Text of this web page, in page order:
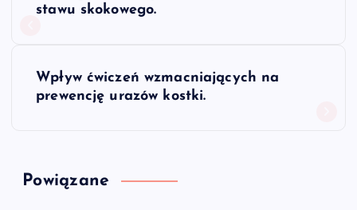
a
stawu skokowego.
Wpływ ćwiczeń wzmacniających na
prewencję urazów kostki.
Powiązane